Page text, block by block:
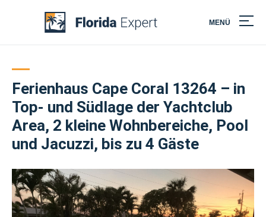
MENÜ
Skip
content
Ferienhaus Cape Coral 13264 – in
Top- und Südlage der Yachtclub
Area, 2 kleine Wohnbereiche, Pool
und Jacuzzi, bis zu 4 Gäste